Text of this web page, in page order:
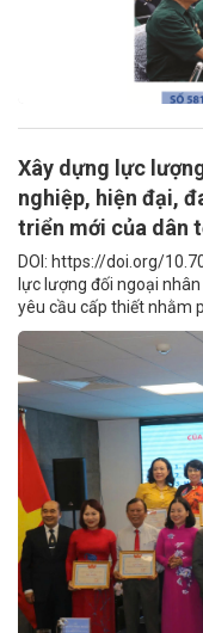
Xây dựng lực
nghiệp, hiện đại,
triển mới của dân
DOI: https://doi.org/
lực lượng đối ngoại
yêu cầu cấp thiết nhằm